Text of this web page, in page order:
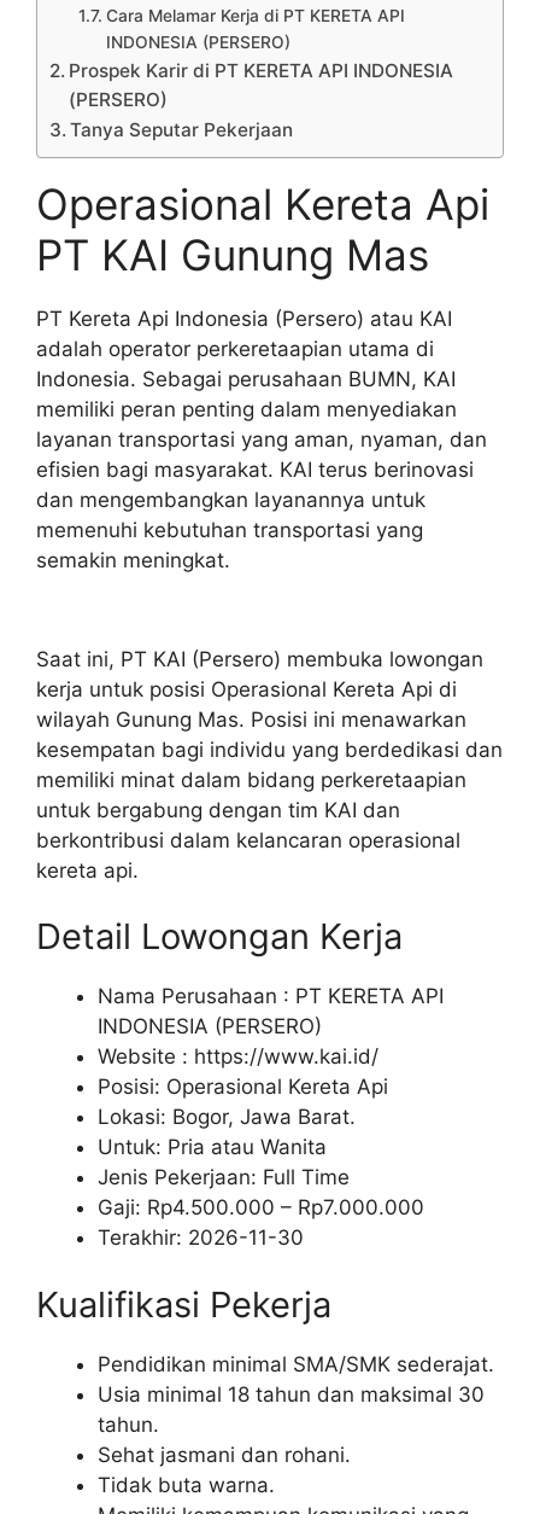
Cara Melamar Kerja di PT KERETA API
INDONESIA (PERSERO)
Prospek Karir di PT KERETA API INDONESIA
(PERSERO)
Tanya Seputar Pekerjaan
Operasional Kereta Api
PT KAI Gunung Mas
PT Kereta Api Indonesia (Persero) atau KAI
adalah operator perkeretaapian utama di
Indonesia. Sebagai perusahaan BUMN, KAI
memiliki peran penting dalam menyediakan
layanan transportasi yang aman, nyaman, dan
efisien bagi masyarakat. KAI terus berinovasi
dan mengembangkan layanannya untuk
memenuhi kebutuhan transportasi yang
semakin meningkat.
Saat ini, PT KAI (Persero) membuka lowongan
kerja untuk posisi Operasional Kereta Api di
wilayah Gunung Mas. Posisi ini menawarkan
kesempatan bagi individu yang berdedikasi dan
memiliki minat dalam bidang perkeretaapian
untuk bergabung dengan tim KAI dan
berkontribusi dalam kelancaran operasional
kereta api.
Detail Lowongan Kerja
Nama Perusahaan : PT KERETA API
INDONESIA (PERSERO)
Website : https://www.kai.id/
Posisi: Operasional Kereta Api
Lokasi: Bogor, Jawa Barat.
Untuk: Pria atau Wanita
Jenis Pekerjaan: Full Time
Gaji: Rp4.500.000 – Rp7.000.000
Terakhir: 2026-11-30
Kualifikasi Pekerja
Pendidikan minimal SMA/SMK sederajat.
Usia minimal 18 tahun dan maksimal 30
tahun.
Sehat jasmani dan rohani.
Tidak buta warna.